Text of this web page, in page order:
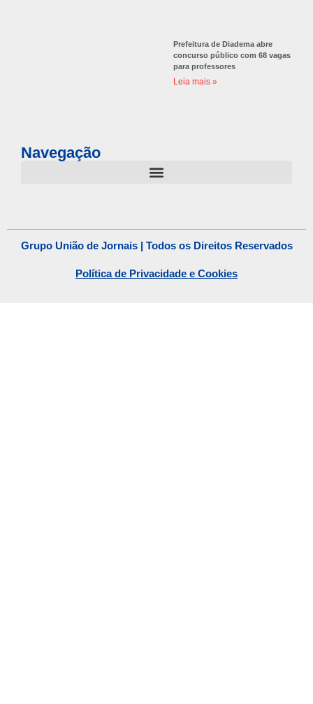
Prefeitura de Diadema abre
concurso público com 68 vagas
para professores
Leia mais »
Navegação
Grupo União de Jornais | Todos os Direitos Reservados
Política de Privacidade e Cookies